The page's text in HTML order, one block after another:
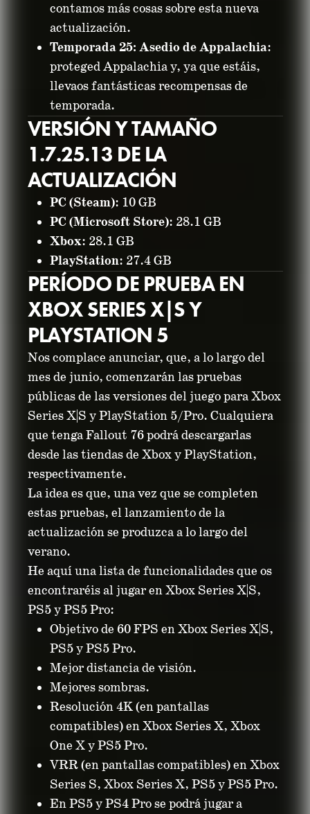
contamos más cosas sobre esta nueva
actualización.
Temporada 25: Asedio de Appalachia:
proteged Appalachia y, ya que estáis,
llevaos fantásticas recompensas de
temporada.
VERSIÓN Y TAMAÑO
1.7.25.13 DE LA
ACTUALIZACIÓN
PC (Steam): 10 GB
PC (Microsoft Store): 28.1 GB
Xbox: 28.1 GB
PlayStation: 27.4 GB
PERÍODO DE PRUEBA EN
XBOX SERIES X|S Y
PLAYSTATION 5
Nos complace anunciar, que, a lo largo del
mes de junio, comenzarán las pruebas
públicas de las versiones del juego para Xbox
Series X|S y PlayStation 5/Pro. Cualquiera
que tenga Fallout 76 podrá descargarlas
desde las tiendas de Xbox y PlayStation,
respectivamente.
La idea es que, una vez que se completen
estas pruebas, el lanzamiento de la
actualización se produzca a lo largo del
verano.
He aquí una lista de funcionalidades que os
encontraréis al jugar en Xbox Series X|S,
PS5 y PS5 Pro:
Objetivo de 60 FPS en Xbox Series X|S,
PS5 y PS5 Pro.
Mejor distancia de visión.
Mejores sombras.
Resolución 4K (en pantallas
compatibles) en Xbox Series X, Xbox
One X y PS5 Pro.
VRR (en pantallas compatibles) en Xbox
Series S, Xbox Series X, PS5 y PS5 Pro.
En PS5 y PS4 Pro se podrá jugar a